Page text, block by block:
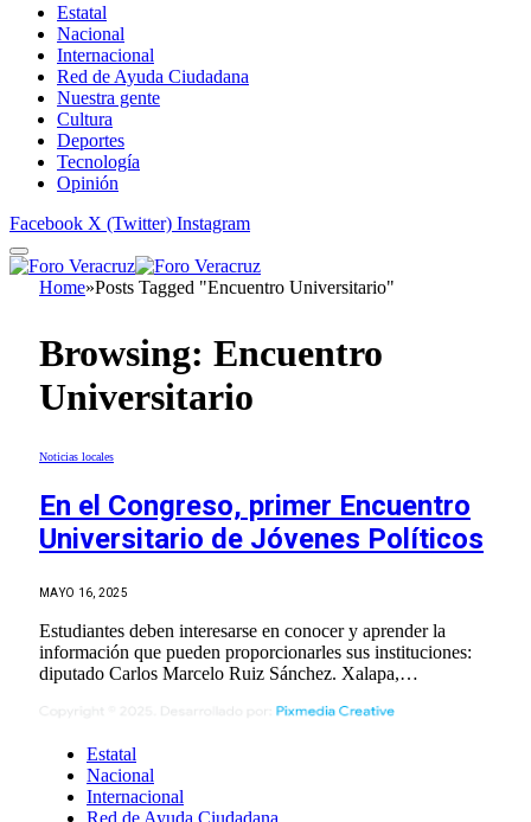
Estatal
Nacional
Internacional
Red de Ayuda Ciudadana
Nuestra gente
Cultura
Deportes
Tecnología
Opinión
Facebook X (Twitter) Instagram
Home»Posts Tagged "Encuentro Universitario"
Browsing: Encuentro
Universitario
Noticias locales
En el Congreso, primer Encuentro
Universitario de Jóvenes Políticos
MAYO 16, 2025
Estudiantes deben interesarse en conocer y aprender la
información que pueden proporcionarles sus instituciones:
diputado Carlos Marcelo Ruiz Sánchez. Xalapa,…
Estatal
Nacional
Internacional
Red de Ayuda Ciudadana